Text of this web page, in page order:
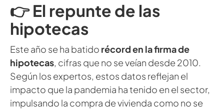
👉 El repunte de las
hipotecas
Este año se ha batido récord en la firma de
hipotecas, cifras que no se veían desde 2010.
Según los expertos, estos datos reflejan el
impacto que la pandemia ha tenido en el sector,
impulsando la compra de vivienda como no se